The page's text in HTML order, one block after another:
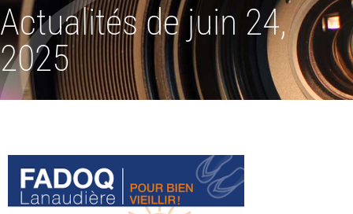
Actualités de juin 24,
2025